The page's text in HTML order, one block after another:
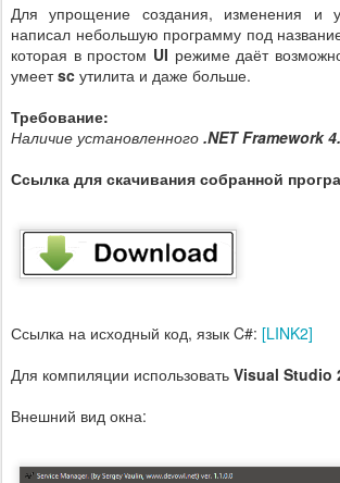
Для упрощение создания, изменения и
написал небольшую программу под
которая в простом UI режиме даёт
умеетsc утилита и даже больше.
Требование:
Наличие установленного .NET Framework
Ссылка для скачивания собранной
Ссылка на исходный код, язык C#: [LINK2]
Для компиляции использовать Visual Studio
Внешний вид окна: